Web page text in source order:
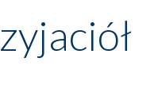
– w podzięce za
wygranej bitwie o
potężna, a zarazem
dzieł,
ich twórców o detale,